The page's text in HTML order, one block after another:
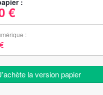
:
€
:
la version papier